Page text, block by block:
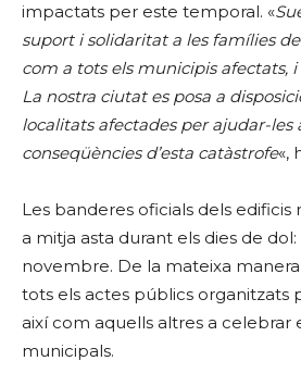
impactats per este temporal. «
suport i solidaritat a les famílies
com a tots els municipis afectats,
La nostra ciutat es posa a
localitats afectades per ajudar-les
conseqüències d’esta catàstrofe«,
Les banderes oficials dels edificis
a mitja asta durant els dies de dol:
novembre. De la mateixa
tots els actes públics organitzats
així com aquells altres a celebrar
municipals.